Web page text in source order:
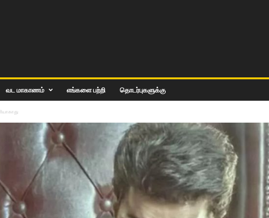
வட மாகாணம் எங்களை பற்றி தொடர்புகளுக்கு